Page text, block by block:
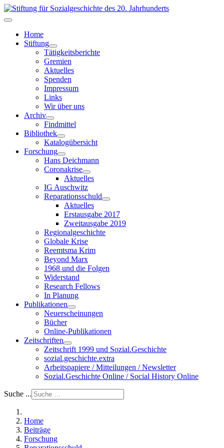
Home
Stiftung
Tätigkeitsberichte
Gremien
Aktuelles
Spenden
Impressum
Links
Wir über uns
Archiv
Findmittel
Bibliothek
Katalogübersicht
Forschung
Hans Deichmann
Coronakrise
Aktuelles
IG Auschwitz
Reparationsschuld
Aktuelles
Erstausgabe 2017
Zweitausgabe 2019
Regionalgeschichte
Globale Krise
Reemtsma Krim
Beyond Marx
1968 und die Folgen
Widerstand
Research Fellows
In Planung
Publikationen
Neuerscheinungen
Bücher
Online-Publikationen
Zeitschriften
Zeitschrift 1999 und Sozial.Geschichte
sozial.geschichte.extra
Arbeitspapiere / Mitteilungen / Newsletter
Sozial.Geschichte Online / Social History Online
Suche ...
Home
Beiträge
Forschung